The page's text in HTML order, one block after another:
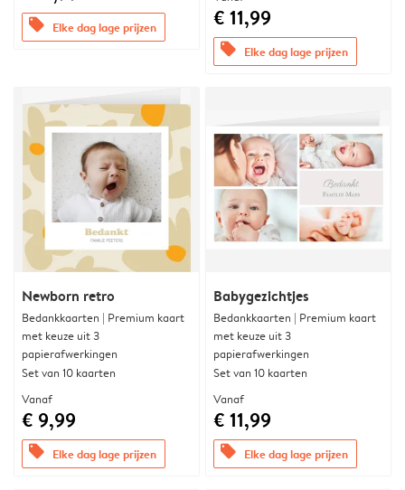
offers Elke dag lage prijzen € 11,99
offers Elke dag lage prijzen
Newborn retro
Bedankkaarten | Premium kaart
met keuze uit 3
papierafwerkingen
Set van 10 kaarten
Vanaf
€ 9,99
offers Elke dag lage prijzen
Babygezichtjes
Bedankkaarten | Premium kaart
met keuze uit 3
papierafwerkingen
Set van 10 kaarten
Vanaf
€ 11,99
offers Elke dag lage prijzen